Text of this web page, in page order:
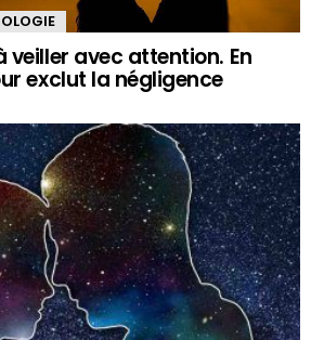
veiller avec attention. En
exclut la négligence